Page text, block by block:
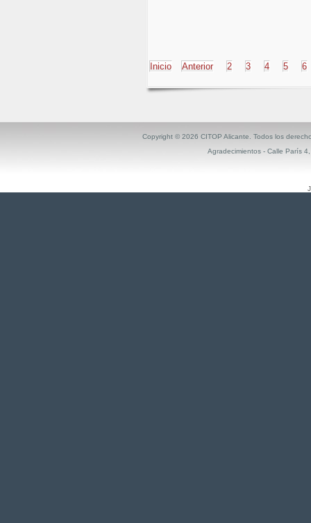
Inicio Anterior 2 3 4 5 6
Copyright ©2026 CITOP Alicante. Todos los
Agradecimientos - Calle París